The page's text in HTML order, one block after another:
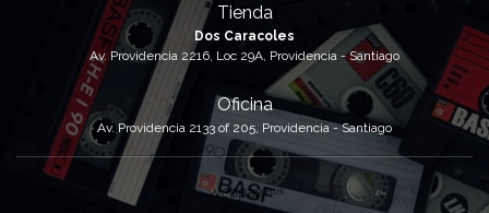
Tienda
Dos Caracoles
Av. Providencia 2216, Loc 29A, Providencia - Santiago
Oficina
Av. Providencia 2133 of 205, Providencia - Santiago